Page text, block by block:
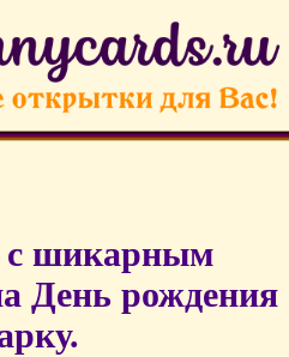
шикарным
День рождения